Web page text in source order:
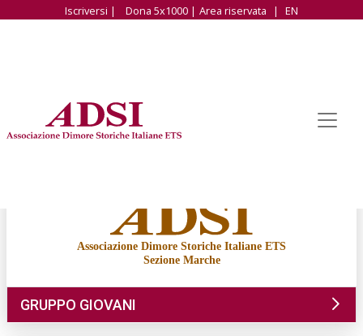
Iscriversi | Dona 5x1000 | Area riservata | EN
Associazione Dimore Storiche Italiane ETS
Sezione Marche
GRUPPO GIOVANI